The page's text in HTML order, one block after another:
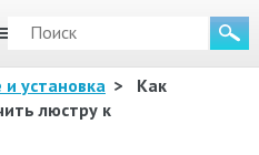
МЕНЮ
установка >
Как
люстру к